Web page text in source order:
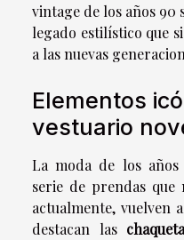
vintage de los años 90
legado estilístico que
a las nuevas
Elementos
vestuario
La moda de los
serie de prendas que
actualmente, vuelven
destacan las